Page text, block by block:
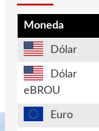
Moneda
Dólar
Dólar
eBROU
Euro